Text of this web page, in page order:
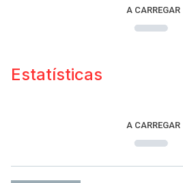
A CARREGAR
Estatísticas
A CARREGAR